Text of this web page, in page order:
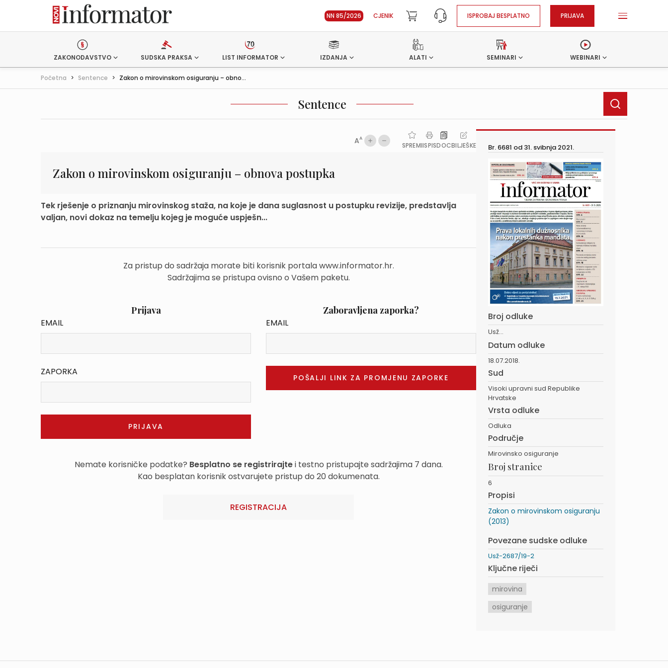
NN 85/2026 CJENIK ISPROBAJ BESPLATNO PRIJAVA
ZAKONODAVSTVO SUDSKA PRAKSA LIST INFORMATOR IZDANJA ALATI SEMINARI WEBINARI
Početna > Sentence > Zakon o mirovinskom osiguranju – obno...
Sentence
AA
SPREMIISPISDOCBILJEŠKE
Zakon o mirovinskom osiguranju – obnova postupka
Tek rješenje o priznanju mirovinskog staža, na koje je dana suglasnost u postupku revizije, predstavlja
valjan, novi dokaz na temelju kojeg je moguće uspješn...
Za pristup do sadržaja morate biti korisnik portala www.informator.hr.
Sadržajima se pristupa ovisno o Vašem paketu.
Prijava
EMAIL
ZAPORKA
Zaboravljena zaporka?
EMAIL
Nemate korisničke podatke? Besplatno se registrirajtei testno pristupajte sadržajima 7 dana.
Kao besplatan korisnik ostvarujete pristup do 20 dokumenata.
REGISTRACIJA
Br. 6681 od 31. svibnja 2021.
Broj odluke
Usž...
Datum odluke
18.07.2018.
Sud
Visoki upravni sud Republike
Hrvatske
Vrsta odluke
Odluka
Područje
Mirovinsko osiguranje
Broj stranice
6
Propisi
Zakon o mirovinskom osiguranju
(2013)
Povezane sudske odluke
Usž-2687/19-2
Ključne riječi
mirovina
osiguranje